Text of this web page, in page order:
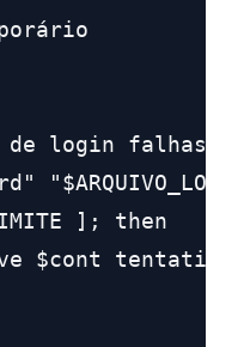
login falhas e
]; then
$cont